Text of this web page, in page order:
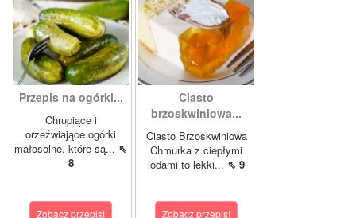
Przepis na ogórki...
Chrupiące i
orzeźwiające ogórki
małosolne, które są... ⇖
8
Zobacz przepis!
Ciasto
brzoskwiniowa...
Ciasto Brzoskwiniowa
Chmurka z ciepłymi
lodami to lekki... ⇖ 9
Zobacz przepis!